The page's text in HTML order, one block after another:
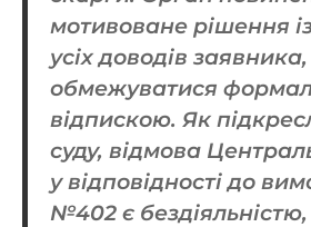
мотивоване рішення
усіх доводів
обмежуватися
відпискою. Як
суду, відмова
у відповідності до
№402 є